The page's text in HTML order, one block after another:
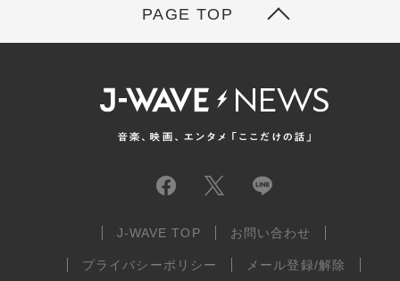
PAGE TOP
J-WAVE TOP お問い合わせ
プライバシーポリシー メール登録/解除